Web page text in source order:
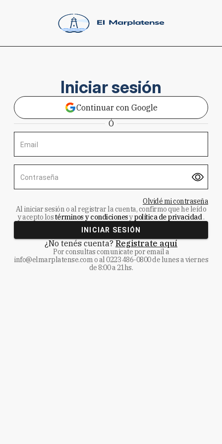
Iniciar sesión
Continuar con Google
Ó
Email
Contraseña
Olvidé mi contraseña
Al iniciar sesión o al registrar la cuenta, confirmo que he leído
y acepto lostérminos y condicionesypolítica de privacidad.
INICIAR SESIÓN
¿No tenés cuenta? Registrate aquí
Por consultas comunicate por email a
info@elmarplatense.como al0223 486-0800de lunes a viernes
de 8:00 a 21hs.